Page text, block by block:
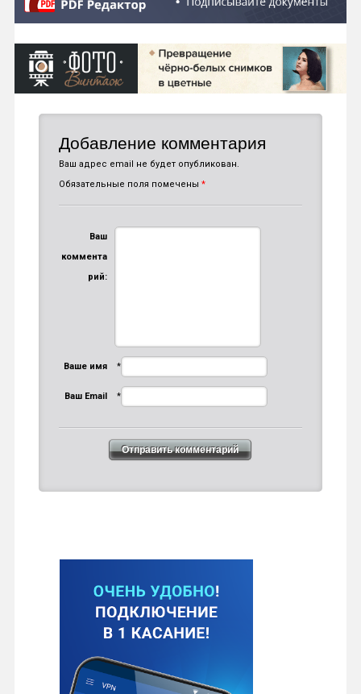
Добавление комментария
Ваш адрес email не будет опубликован.
Обязательные поля помечены *
Ваш
коммента
рий:
Ваше имя *
Ваш Email *